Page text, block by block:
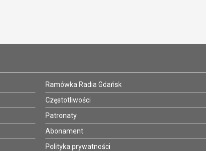
Ramówka Radia Gdańsk
Częstotliwości
Patronaty
Abonament
Polityka prywatności